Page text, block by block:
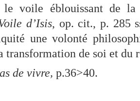
le voile éblouissant de
d’Isis, op. cit., p. 285
une volonté
transformation de soi et du
de vivre, p.36>40.